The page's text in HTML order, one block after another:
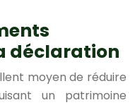
déclaration
moyen de réduire
un patrimoine